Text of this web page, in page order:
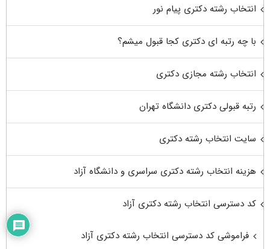
انتخاب رشته دکتری پیام نور
با چه رتبه ای دکتری کجا قبول میشم؟
انتخاب رشته مجازی دکتری
رتبه قبولی دکتری دانشگاه تهران
سایت انتخاب رشته دکتری
هزینه انتخاب رشته دکتری سراسری و دانشگاه آزاد
کد دسترسی انتخاب رشته دکتری آزاد
فراموشی کد دسترسی انتخاب رشته دکتری آزاد